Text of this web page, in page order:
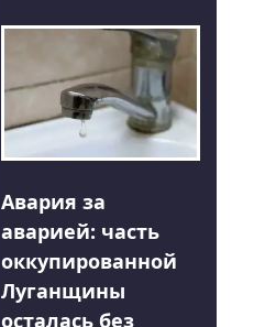
Авария за
аварией: часть
оккупированной
Луганщины
осталась без